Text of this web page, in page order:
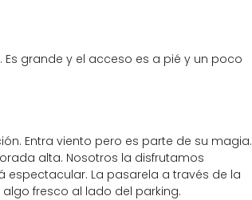
grande y el acceso es a pié y un poco
Entra viento pero es parte de su magia.
alta. Nosotros la disfrutamos
La pasarela a través de la
fresco al lado del parking.